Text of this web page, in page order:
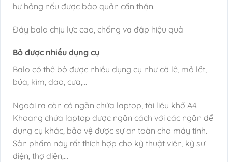
hư hỏng nếu được bảo quản cẩn thận.
Đáy balo chịu lực cao, chống va đập hiệu quả
Bỏ được nhiều dụng cụ
Balo có thể bỏ được nhiều dụng cụ như cờ lê, mỏ lết,
búa, kìm, dao, cưa,…
Ngoài ra còn có ngăn chứa laptop, tài liệu khổ A4.
Khoang chứa laptop được ngăn cách với các ngăn để
dụng cụ khác, bảo vệ được sự an toàn cho máy tính.
Sản phẩm này rất thích hợp cho kỹ thuật viên, kỹ sư
điện, thợ điện,…